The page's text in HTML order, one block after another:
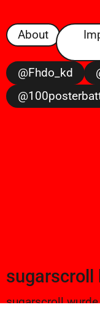
About
@fhdo_kd
sugarscroll
sugarscroll